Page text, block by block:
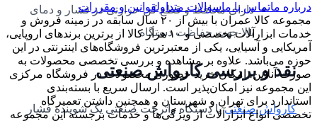
دارای محافظ و قطع کن حرارتی در فشار و دمای
بالا جهت حفاظت دستگاه
نقد و بررسی کارواش صنعتی
کارواش صنعتییا دستگاه واترجت صنعتی یک شوینده فشار
درباره ماتماس با ماسوالات متداولقوانین و مقررات
مجموعه کالا عمران با بیش از ۲۰ سال سابقه در زمینه فروش و
خدمات ابزارآلات تخصصی و ۱۰ هزار کالا از برترین برندهای اروپایی،
آمریکایی و آسیایی، یکی از معتبرترین فروشگاه‌های اینترنتی در این
حوزه می‌باشد. علاوه بر مشاهده و بررسی تخصصی محصولات به
صورت آنلاین، امکان خرید حضوری محصولات در فروشگاه مرکزی
این مجموعه نیز امکان‌پذیر است. ارسال سریع با بسته‌بندی
استاندارد برای تهران و شهرستان و همچنین داشتن تعمیرگاه
تخصصی انواع ابزارآلات از ویژگی‌ها و خدمات برجسته این مجموعه